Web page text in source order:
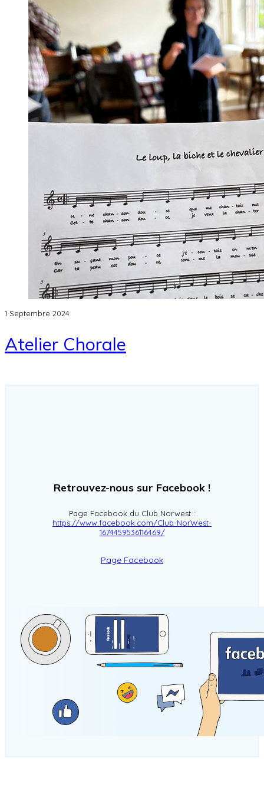
1 Septembre 2024
Atelier Chorale
Retrouvez-nous sur Facebook !
Page Facebook du Club Norwest :
https://www.facebook.com/Club-NorWest-
1674459536116469/
Page Facebook